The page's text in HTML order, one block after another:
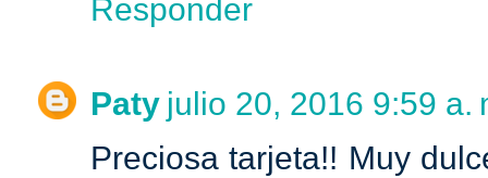
Responder
Paty julio 20, 2016 9:59 a.
Preciosa tarjeta!! Muy